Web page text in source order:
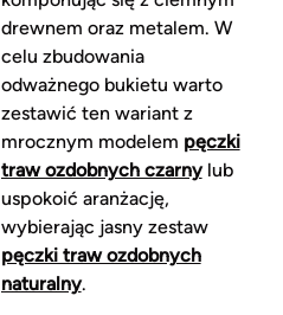
drewnem oraz metalem. W
celu zbudowania
odważnego bukietu warto
zestawić ten wariant z
mrocznym modelem pęczki
traw ozdobnych czarnylub
uspokoić aranżację,
wybierając jasny zestaw
pęczki traw ozdobnych
naturalny.